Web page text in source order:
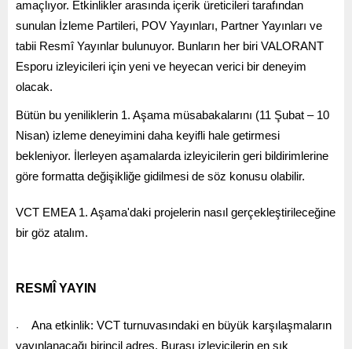
amaçlıyor. Etkinlikler arasında içerik üreticileri tarafından
sunulan İzleme Partileri, POV Yayınları, Partner Yayınları ve
tabii Resmî Yayınlar bulunuyor. Bunların her biri VALORANT
Esporu izleyicileri için yeni ve heyecan verici bir deneyim
olacak.
Bütün bu yeniliklerin 1. Aşama müsabakalarını (11 Şubat – 10
Nisan) izleme deneyimini daha keyifli hale getirmesi
bekleniyor. İlerleyen aşamalarda izleyicilerin geri bildirimlerine
göre formatta değişikliğe gidilmesi de söz konusu olabilir.
VCT EMEA 1. Aşama'daki projelerin nasıl gerçekleştirileceğine
bir göz atalım.
RESMÎ YAYIN
·
Ana etkinlik: VCT turnuvasındaki en büyük karşılaşmaların
yayınlanacağı birincil adres. Burası izleyicilerin en sık